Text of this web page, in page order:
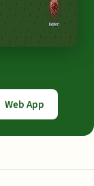
Web App